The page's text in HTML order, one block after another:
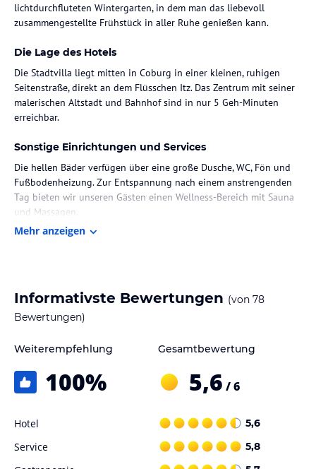
lichtdurchfluteten Wintergarten, in dem man das liebevoll
zusammengestellte Frühstück in aller Ruhe genießen kann.
Die Lage des Hotels
Die Stadtvilla liegt mitten in Coburg in einer kleinen, ruhigen
Seitenstraße, direkt an dem Flüsschen Itz. Das Zentrum mit seiner
malerischen Altstadt und Bahnhof sind in nur 5 Geh-Minuten
erreichbar.
Sonstige Einrichtungen und Services
Die hellen Bäder verfügen über eine große Dusche, WC, Fön und
Fußbodenheizung. Zur Entspannung nach einem anstrengenden
Tag bieten wir unseren Gästen einen Wellness-Bereich mit Sauna
und Massagen.
jeweiligen Veranstalters.
Mehr anzeigen
Informativste Bewertungen (von 78
Bewertungen)
Weiterempfehlung
100%
Gesamtbewertung
5,6 / 6
Hotel 5,6
Service 5,8